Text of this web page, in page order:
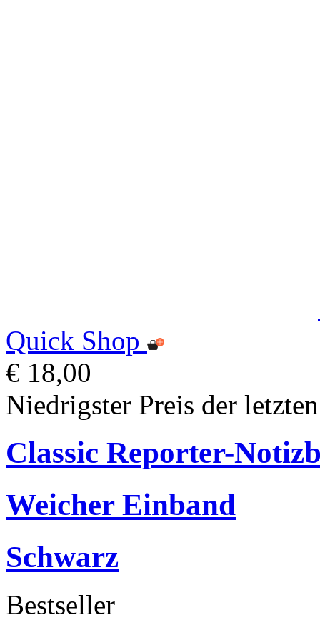
Quick Shop
€ 18,00
Niedrigster Preis der
Classic Reporter-
Weicher Einband
Schwarz
Bestseller